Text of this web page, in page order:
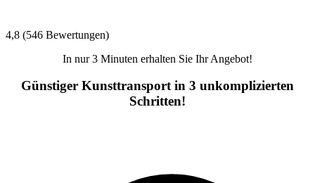
4,8 (546 Bewertungen)
In nur 3 Minuten erhalten Sie Ihr Angebot!
Günstiger Kunsttransport in 3 unkomplizierten
Schritten!